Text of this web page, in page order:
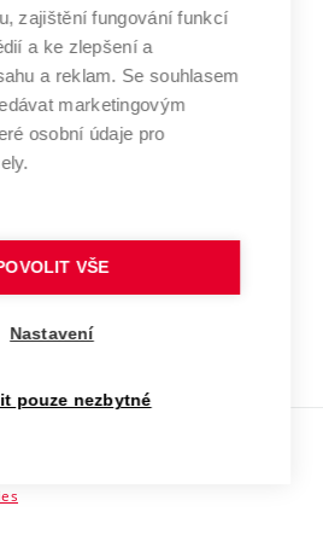
fondů
technické
V BRNĚ
zajištění fungování funkcí
a ke zlepšení a
a reklam. Se souhlasem
marketingovým
osobní údaje pro
VŠE
Nastavení
pouze nezbytné